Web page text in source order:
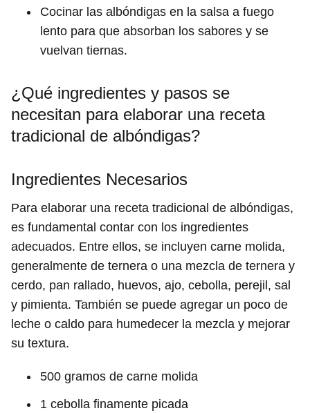
Cocinar las albóndigas en la salsa a fuego
lento para que absorban los sabores y se
vuelvan tiernas.
¿Qué ingredientes y pasos se
necesitan para elaborar una receta
tradicional de albóndigas?
Ingredientes Necesarios
Para elaborar una receta tradicional de albóndigas,
es fundamental contar con los ingredientes
adecuados. Entre ellos, se incluyen carne molida,
generalmente de ternera o una mezcla de ternera y
cerdo, pan rallado, huevos, ajo, cebolla, perejil, sal
y pimienta. También se puede agregar un poco de
leche o caldo para humedecer la mezcla y mejorar
su textura.
500 gramos de carne molida
1 cebolla finamente picada